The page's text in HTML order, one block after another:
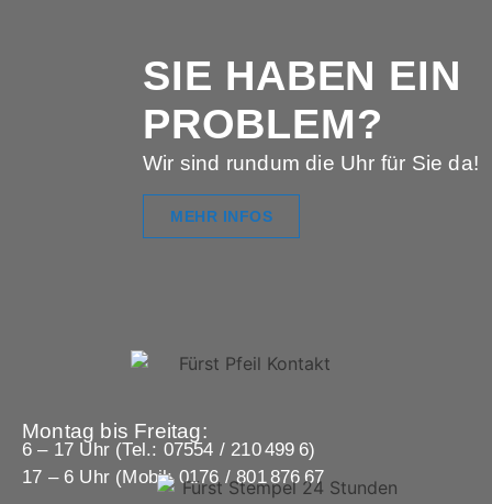
SIE HABEN EIN
PROBLEM?
Wir sind rundum die Uhr für Sie da!
MEHR INFOS
Montag bis Freitag:
6 – 17 Uhr (Tel.: 07554 / 210 499 6)
17 – 6 Uhr (Mobil: 0176 / 801 876 67